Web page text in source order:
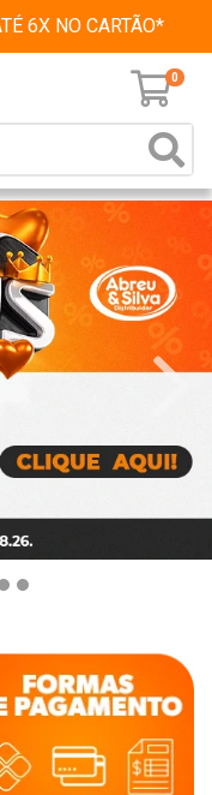
6X NO CARTÃO*
0